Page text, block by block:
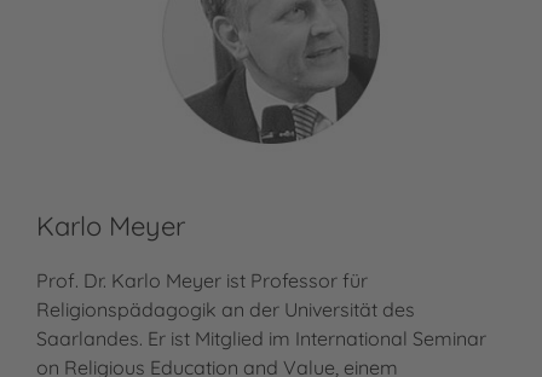
Karlo Meyer
Prof. Dr. Karlo Meyer ist Professor für
Religionspädagogik an der Universität des
Saarlandes. Er ist Mitglied im International Seminar
on Religious Education and Value, einem